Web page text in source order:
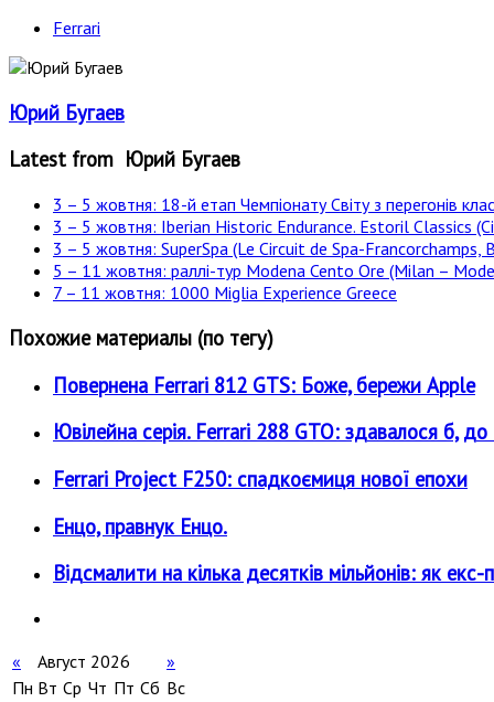
Ferrari
Юрий Бугаев
Latest from Юрий Бугаев
3 – 5 жовтня: 18-й етап Чемпіонату Світу з перегонів
3 – 5 жовтня: Iberian Historic Endurance. Estoril Classics
3 – 5 жовтня: SuperSpa (Le Circuit de Spa-Francorchamps,
5 – 11 жовтня: раллі-тур Modena Cento Ore (Milan –
7 – 11 жовтня: 1000 Miglia Experience Greece
Похожие материалы (по тегу)
Повернена Ferrari 812 GTS: Боже, бережи Apple
Ювілейна серія. Ferrari 288 GTO: здавалося б, до
Ferrari Project F250: спадкоємиця нової епохи
Енцо, правнук Енцо.
Відсмалити на кілька десятків мільйонів: як
« Август 2026
»
Пн Вт Ср Чт Пт Сб Вс